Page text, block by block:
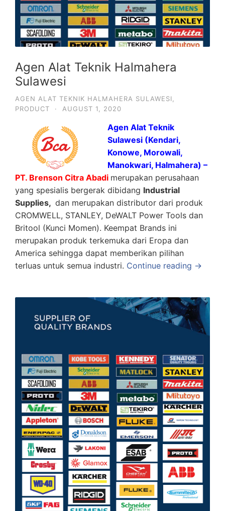
Agen Alat Teknik Halmahera
Sulawesi
AGEN ALAT TEKNIK HALMAHERA SULAWESI
PRODUCT
· AUGUST 1, 2020
Agen Alat Teknik
Sulawesi (Kendari,
Konowe, Morowali,
Manokwari, Halmahera) –
PT. Brenson Citra Abadi merupakan perusahaan
yang spesialis bergerak dibidang Industrial
Supplies, dan merupakan distributor dari produk
CROMWELL, STANLEY, DeWALT Power Tools dan
Britool (Kunci Momen). Keempat Brands ini
merupakan produk terkemuka dari Eropa dan
America sehingga dapat memberikan pilihan
terluas untuk semua industri. Continue reading →